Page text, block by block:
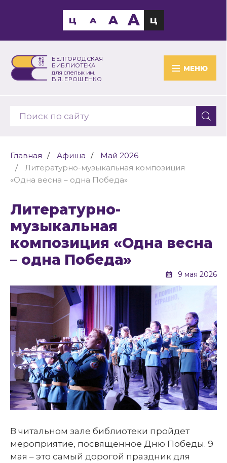
БЕЛГОРОДСКАЯ
БИБЛИОТЕКА
для слепых им.
В.Я. ЕРОШЕНКО
МЕНЮ
Ц A A A Ц
Главная Афиша
Май 2026
Литературно-музыкальная композиция
«Одна весна – одна Победа»
Литературно-
музыкальная
композиция «Одна весна
– одна Победа»
9 мая 2026
В читальном зале библиотеки пройдет
мероприятие, посвященное Дню Победы. 9
мая – это самый дорогой праздник для